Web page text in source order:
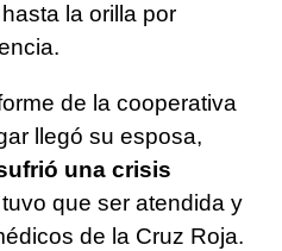
la orilla por
de la cooperativa
llegó su esposa,
una crisis
que ser atendida y
de la Cruz Roja.